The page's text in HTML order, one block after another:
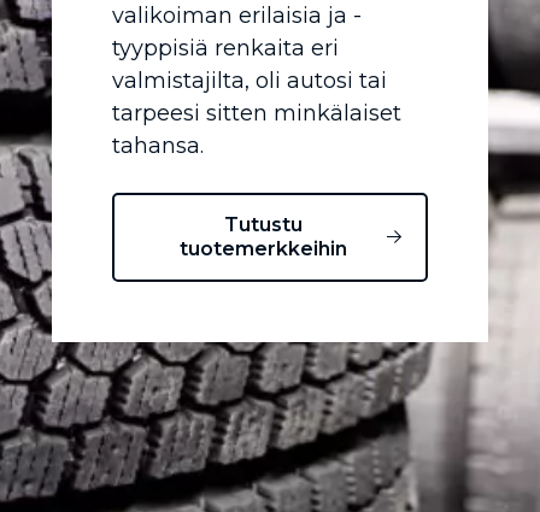
valikoiman erilaisia ja -
tyyppisiä renkaita eri
valmistajilta, oli autosi tai
tarpeesi sitten minkälaiset
tahansa.
Tutustu
tuotemerkkeihin